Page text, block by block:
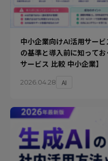
中小企業向けAI活用サー
の基準と導入前に知って
サービス 比較 中小企業】
2026.04.28 AI